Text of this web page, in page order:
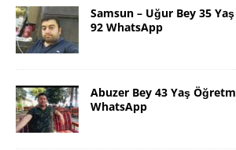
Samsun – Uğur Bey 35
92 WhatsApp
Abuzer Bey 43 Yaş
WhatsApp